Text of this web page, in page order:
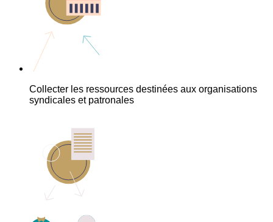
Collecter les ressources destinées aux organisations
syndicales et patronales